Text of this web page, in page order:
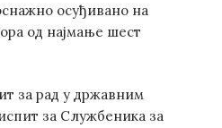
осуђивано на
од најмање шест
за рад у државним
за Службеника за